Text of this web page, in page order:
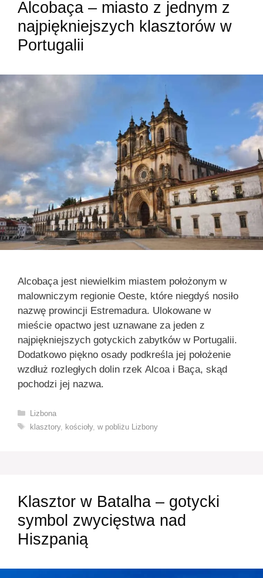
Alcobaça – miasto z jednym z
najpiękniejszych klasztorów w
Portugalii
Alcobaça jest niewielkim miastem położonym w
malowniczym regionie Oeste, które niegdyś nosiło
nazwę prowincji Estremadura. Ulokowane w
mieście opactwo jest uznawane za jeden z
najpiękniejszych gotyckich zabytków w Portugalii.
Dodatkowo piękno osady podkreśla jej położenie
wzdłuż rozległych dolin rzek Alcoa i Baça, skąd
pochodzi jej nazwa.
Kategorie
Lizbona
Tagi
klasztory, kościoły, w pobliżu Lizbony
Klasztor w Batalha – gotycki
symbol zwycięstwa nad
Hiszpanią